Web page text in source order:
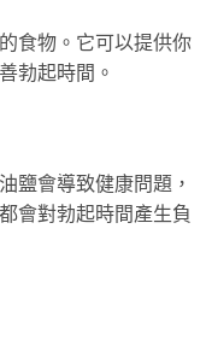
食物。它可以提供你
勃起時間。
鹽會導致健康問題，
會對勃起時間產生負